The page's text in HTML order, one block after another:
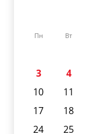
Пн Вт
3
4
10
11
17
18
24
25